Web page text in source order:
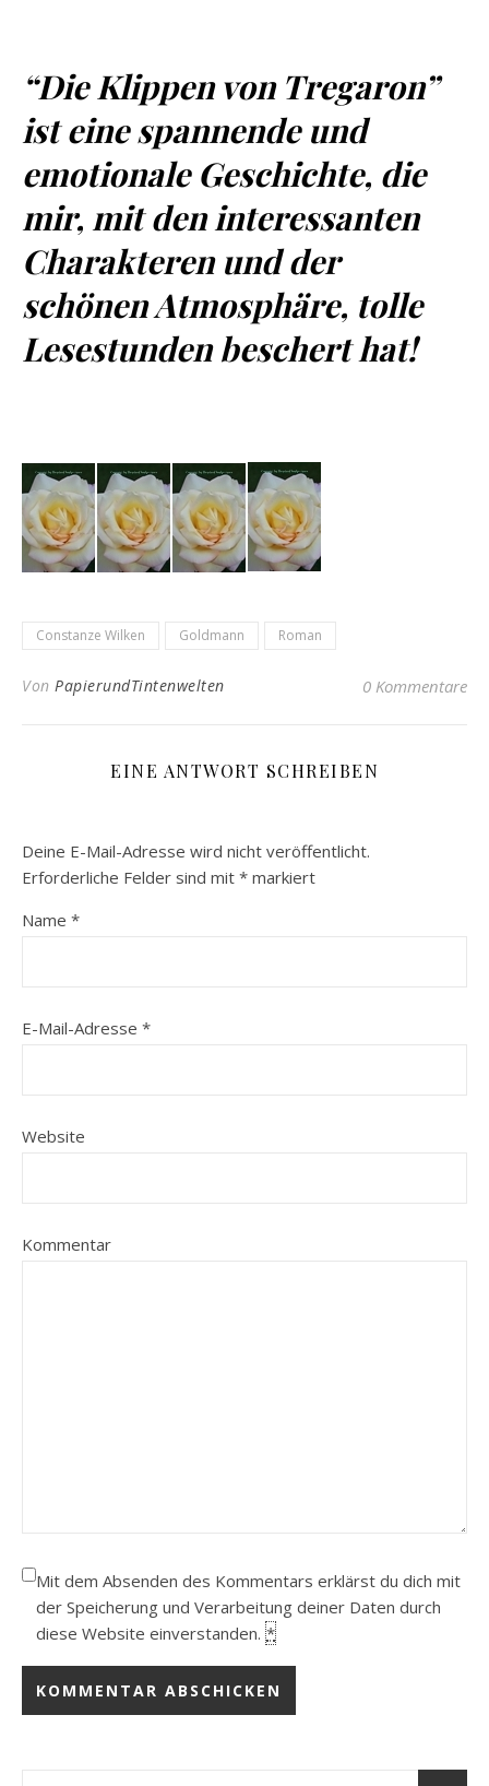
“Die Klippen von Tregaron”
ist eine spannende und
emotionale Geschichte, die
mir, mit den interessanten
Charakteren und der
schönen Atmosphäre, tolle
Lesestunden beschert hat!
Constanze Wilken Goldmann Roman
Von PapierundTintenwelten 0 Kommentare
EINE ANTWORT SCHREIBEN
Deine E-Mail-Adresse wird nicht veröffentlicht.
Erforderliche Felder sind mit * markiert
Name *
E-Mail-Adresse *
Website
Kommentar
Mit dem Absenden des Kommentars erklärst du dich mit
der Speicherung und Verarbeitung deiner Daten durch
diese Website einverstanden. *